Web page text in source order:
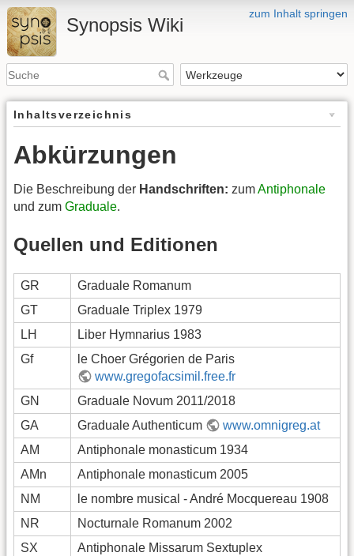
zum Inhalt springen
Synopsis Wiki
Inhaltsverzeichnis
Abkürzungen
Die Beschreibung der Handschriften: zumAntiphonale
und zum Graduale.
Quellen und Editionen
GR
Graduale Romanum
GT
Graduale Triplex 1979
LH
Liber Hymnarius 1983
Gf
le Choer Grégorien de Paris
www.gregofacsimil.free.fr
GN
Graduale Novum 2011/2018
GA
Graduale Authenticum
www.omnigreg.at
AM
Antiphonale monasticum 1934
AMn
Antiphonale monasticum 2005
NM
le nombre musical - André Mocquereau 1908
NR
Nocturnale Romanum 2002
SX
Antiphonale Missarum Sextuplex